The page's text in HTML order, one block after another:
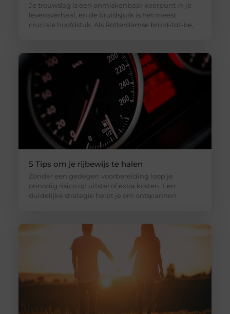
Je trouwdag is een onmiskenbaar keerpunt in je
levensverhaal, en de bruidsjurk is het meest
cruciale hoofdstuk. Als Rotterdamse bruid-tot-be,
5 Tips om je rijbewijs te halen
Zonder een gedegen voorbereiding loop je
onnodig risico op uitstel of extra kosten. Een
duidelijke strategie helpt je om ontspannen